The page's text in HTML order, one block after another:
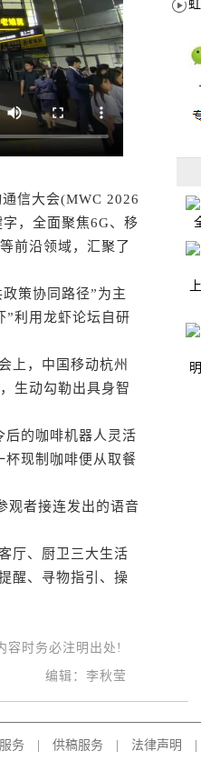
信大会(MWC 2026
，全面聚焦6G、移
前沿领域，汇聚了
策协同路径”为主
利用龙虾论坛自研
上，中国移动杭州
生动勾勒出具身智
的咖啡机器人灵活
杯现制咖啡便从取餐
者接连发出的语音
、厨卫三大生活
醒、寻物指引、操
容时务必注明出处!
编辑：李秋莹
务| 供稿服务| 法律声明